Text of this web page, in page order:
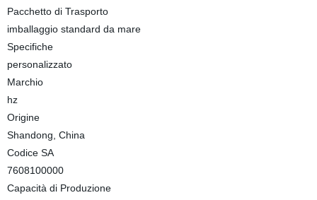
Pacchetto di Trasporto
imballaggio standard da mare
Specifiche
personalizzato
Marchio
hz
Origine
Shandong, China
Codice SA
7608100000
Capacità di Produzione